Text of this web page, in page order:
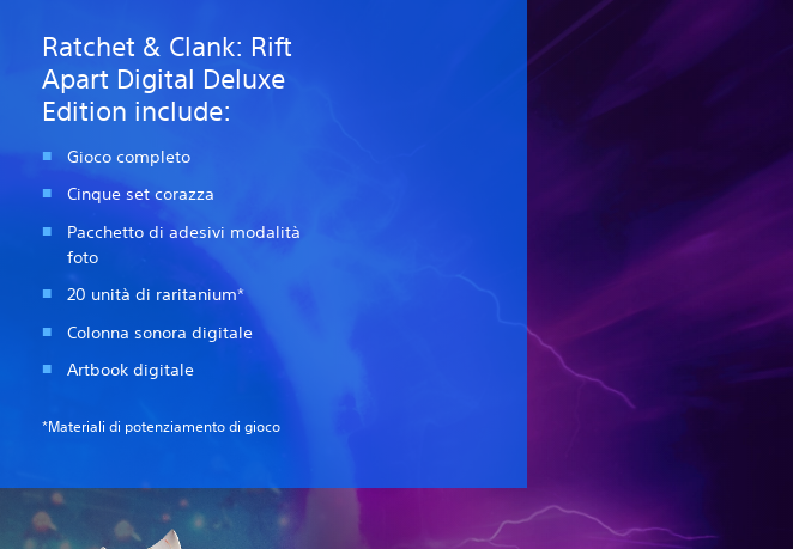
Ratchet & Clank: Rift
Apart Digital Deluxe
Edition include:
Gioco completo
Cinque set corazza
Pacchetto di adesivi modalità
foto
20 unità di raritanium*
Colonna sonora digitale
Artbook digitale
*Materiali di potenziamento di gioco